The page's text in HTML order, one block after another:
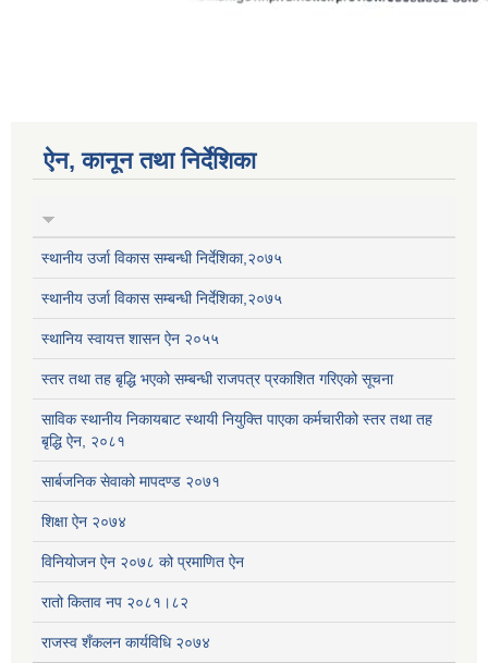
ऐन, कानून तथा निर्देशिका
स्थानीय उर्जा विकास सम्बन्धी निर्देशिका,२०७५
स्थानीय उर्जा विकास सम्बन्धी निर्देशिका,२०७५
स्थानिय स्वायत्त शासन ऐन २०५५
स्तर तथा तह बृद्धि भएको सम्बन्धी राजपत्र प्रकाशित गरिएको सूचना
साविक स्थानीय निकायबाट स्थायी नियुक्ति पाएका कर्मचारीको स्तर तथा तह
बृद्धि ऐन, २०८१
सार्बजनिक सेवाको मापदण्ड २०७१
शिक्षा ऐन २०७४
विनियोजन ऐन २०७८ को प्रमाणित ऐन
रातो किताव नप २०८१।८२
राजस्व शँकलन कार्यविधि २०७४